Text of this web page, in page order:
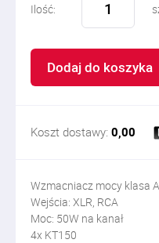
Ilość:
Dodaj do koszyka
Koszt dostawy: 0,00
Wzmacniacz mocy klasa A
Wejścia: XLR, RCA
Moc: 50W na kanał
4x KT150